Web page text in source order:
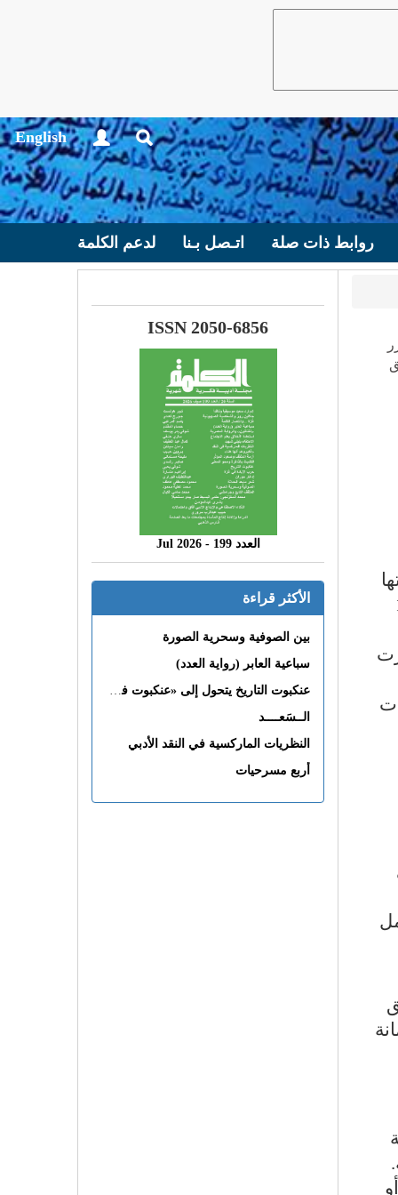
English
روابط ذات صلة اتـصل بـنا لدعم الكلمة
ISSN 2050-6856
العدد 199 - 2026 Jul
الأكثر قراءة
بين الصوفية وسحرية الصورة
سباعية العابر (رواية العدد)
عنكبوت التاريخ يتحول إلى «عنكبوت فى القلب»
الــسَعــــد
النظريات الماركسية في النقد الأدبي
أربع مسرحيات